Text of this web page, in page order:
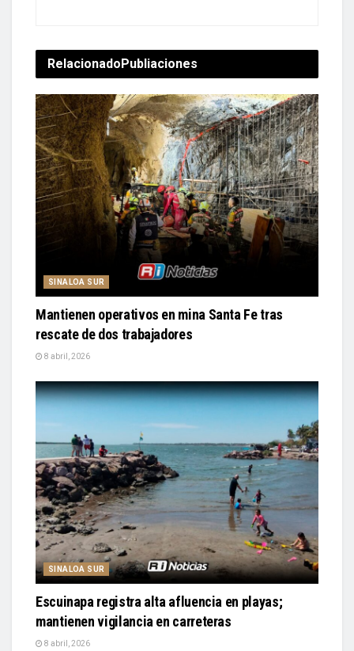
RelacionadoPubliaciones
SINALOA SUR
Mantienen operativos en mina Santa Fe tras
rescate de dos trabajadores
8 abril, 2026
SINALOA SUR
Escuinapa registra alta afluencia en playas;
mantienen vigilancia en carreteras
8 abril, 2026